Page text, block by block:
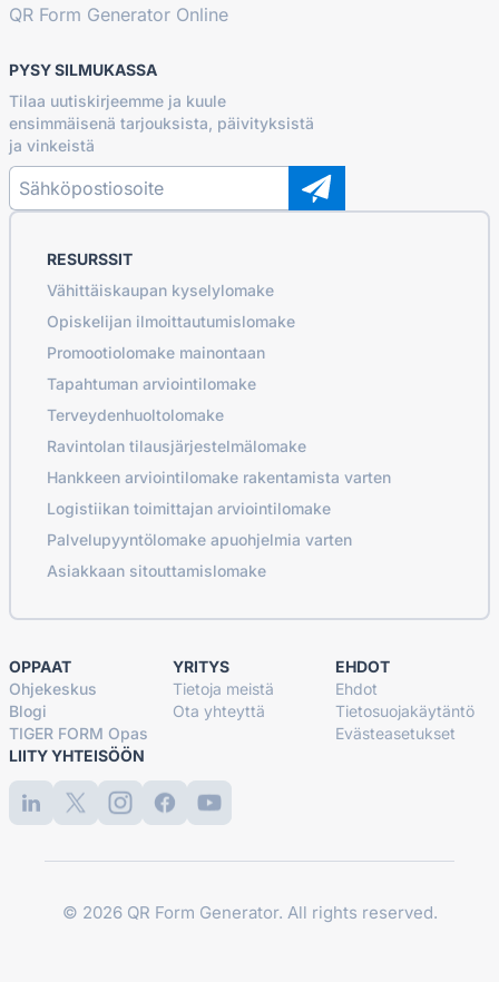
QR Form Generator Online
PYSY SILMUKASSA
Tilaa uutiskirjeemme ja kuule
ensimmäisenä tarjouksista, päivityksistä
ja vinkeistä
RESURSSIT
Vähittäiskaupan kyselylomake
Opiskelijan ilmoittautumislomake
Promootiolomake mainontaan
Tapahtuman arviointilomake
Terveydenhuoltolomake
Ravintolan tilausjärjestelmälomake
Hankkeen arviointilomake rakentamista varten
Logistiikan toimittajan arviointilomake
Palvelupyyntölomake apuohjelmia varten
Asiakkaan sitouttamislomake
LIITY YHTEISÖÖN
OPPAAT
Ohjekeskus
Blogi
TIGER FORM Opas
YRITYS
Tietoja meistä
Ota yhteyttä
EHDOT
Ehdot
Tietosuojakäytäntö
Evästeasetukset
© 2026 QR Form Generator. All rights reserved.